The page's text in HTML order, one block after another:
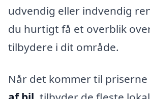
udvendig eller indvendig
du hurtigt få et overblik
tilbydere i dit område.
Når det kommer til